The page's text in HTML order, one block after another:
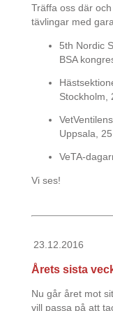
Träffa oss där
tävlingar med
5th Nordic
BSA
Stockholm,
Uppsala,
VeTA-
​Vi ses!
23.12.2016
Årets sista
Nu går året mot
vill passa på att